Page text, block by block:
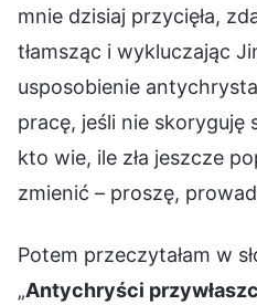
mnie dzisiaj przycięła,
tłamsząc i wykluczając
usposobienie
pracę, jeśli nie skoryguję
kto wie, ile zła jeszcze
zmienić – proszę,
Potem przeczytałam w
„Antychryści